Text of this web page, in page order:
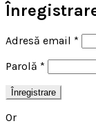
Adresă email *
Parolă *
Înregistrare
Or